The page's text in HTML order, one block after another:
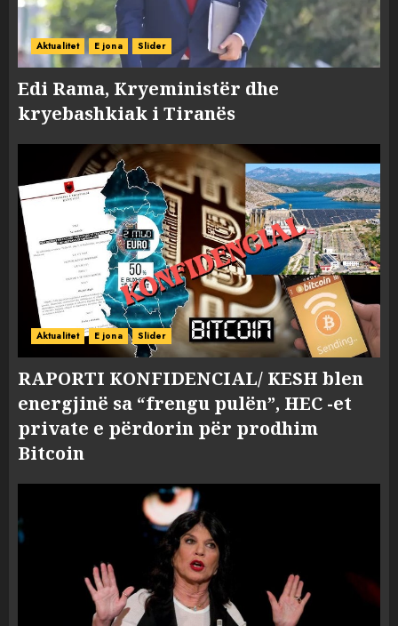
Aktualitet E jona Slider
Edi Rama, Kryeministër dhe
kryebashkiak i Tiranës
Aktualitet E jona Slider
RAPORTI KONFIDENCIAL/ KESH blen
energjinë sa “frengu pulën”, HEC -et
private e përdorin për prodhim
Bitcoin